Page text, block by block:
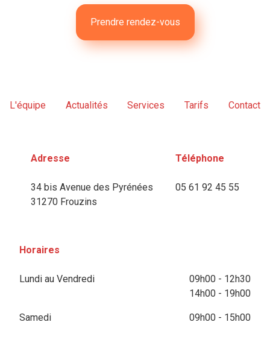
Prendre rendez-vous
L'équipe Actualités Services Tarifs Contact
Adresse
34 bis Avenue des Pyrénées
31270 Frouzins
Téléphone
05 61 92 45 55
Horaires
Lundi au Vendredi
09h00 - 12h30
14h00 - 19h00
Samedi 09h00 - 15h00